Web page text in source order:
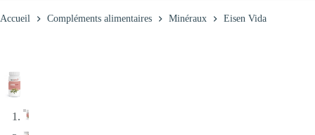
Accueil Compléments alimentaires Minéraux Eisen Vida